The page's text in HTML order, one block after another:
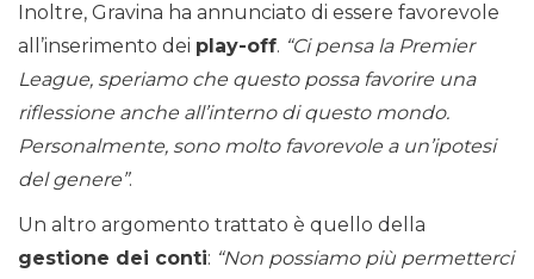
Inoltre, Gravina ha annunciato di essere favorevole
all’inserimento dei play-off. “Ci pensa la Premier
League, speriamo che questo possa favorire una
riflessione anche all’interno di questo mondo.
Personalmente, sono molto favorevole a un’ipotesi
del genere”.
Un altro argomento trattato è quello della
gestione dei conti: “Non possiamo più permetterci